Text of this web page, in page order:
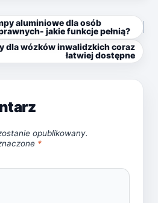
aluminiowe dla osób
jakie funkcje pełnią?
dla wózków inwalidzkich coraz
łatwiej dostępne
opublikowany.
*